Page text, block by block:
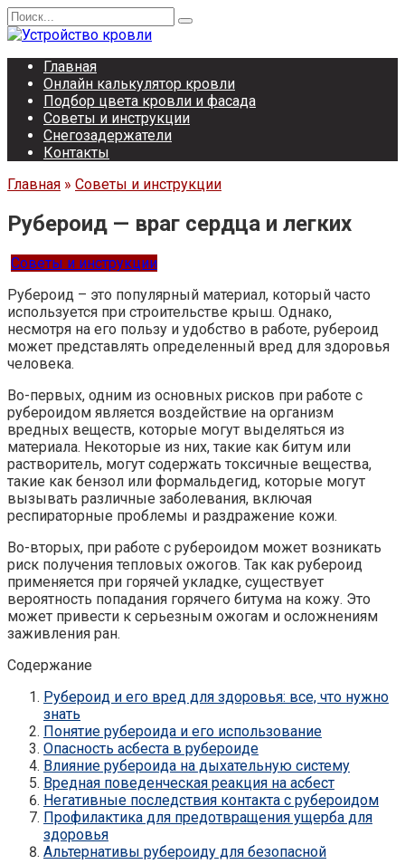
Перейти
к
Search
for:
Главная
Онлайн калькулятор кровли
Подбор цвета кровли и фасада
Советы и инструкции
Снегозадержатели
Контакты
Главная » Советы и инструкции
Рубероид — враг сердца и легких
Советы и инструкции
Рубероид – это популярный материал, который часто
используется при строительстве крыш. Однако,
несмотря на его пользу и удобство в работе, рубероид
может представлять определенный вред для здоровья
человека.
Во-первых, одним из основных рисков при работе с
рубероидом является воздействие на организм
вредных веществ, которые могут выделяться из
материала. Некоторые из них, такие как битум или
растворитель, могут содержать токсичные вещества,
такие как бензол или формальдегид, которые могут
вызывать различные заболевания, включая
респираторные проблемы и раздражение кожи.
Во-вторых, при работе с рубероидом может возникать
риск получения тепловых ожогов. Так как рубероид
применяется при горячей укладке, существует
вероятность попадания горячего битума на кожу. Это
может привести к серьезным ожогам и осложнениям
заживления ран.
Содержание
Рубероид и его вред для здоровья: все, что нужно
знать
Понятие рубероида и его использование
Опасность асбеста в рубероиде
Влияние рубероида на дыхательную систему
Вредная поведенческая реакция на асбест
Негативные последствия контакта с рубероидом
Профилактика для предотвращения ущерба для
здоровья
Альтернативы рубероиду для безопасной